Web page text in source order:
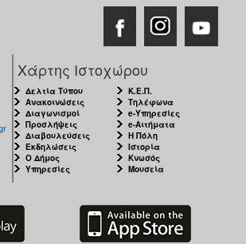
Χάρτης Ιστοχώρου
Δελτία Τύπου
Ανακοινώσεις
Διαγωνισμοί
Προσλήψεις
Διαβουλεύσεις
Εκδηλώσεις
Ο Δήμος
Υπηρεσίες
Κ.Ε.Π.
Τηλέφωνα
e-Υπηρεσίες
e-Αιτήματα
Η Πόλη
Ιστορία
Κνωσός
Μουσεία